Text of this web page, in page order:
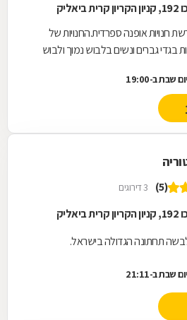
חנויות אופנה ספרדית.החנויות של
בגדי גברים ונשים בלבוש נמוך ולבוש
שבת ב-19:00
(5) 3 דירוגים
תחתונה הגדולה בישראל.
שבת ב-21:11